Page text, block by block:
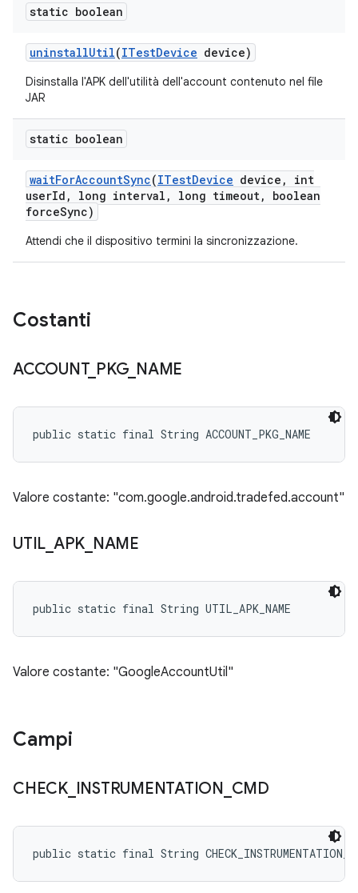
static boolean
uninstallUtil(ITestDevice device)
Disinstalla l'APK dell'utilità dell'account contenuto nel file
JAR
static boolean
waitForAccountSync(ITestDevice device ,
int
userId , long interval , long timeout,
boolean
forceSync)
Attendi che il dispositivo termini la sincronizzazione.
Costanti
ACCOUNT_ PKG_ NAME
public static final String ACCOUNT_PKG_NAME
Valore costante: "com.google.android.tradefed.account"
UTIL APK NAME
public static final String UTIL_APK_NAME
Valore costante: "GoogleAccountUtil"
Campi
CHECK_ INSTRUMENTATION CMD
public static final String